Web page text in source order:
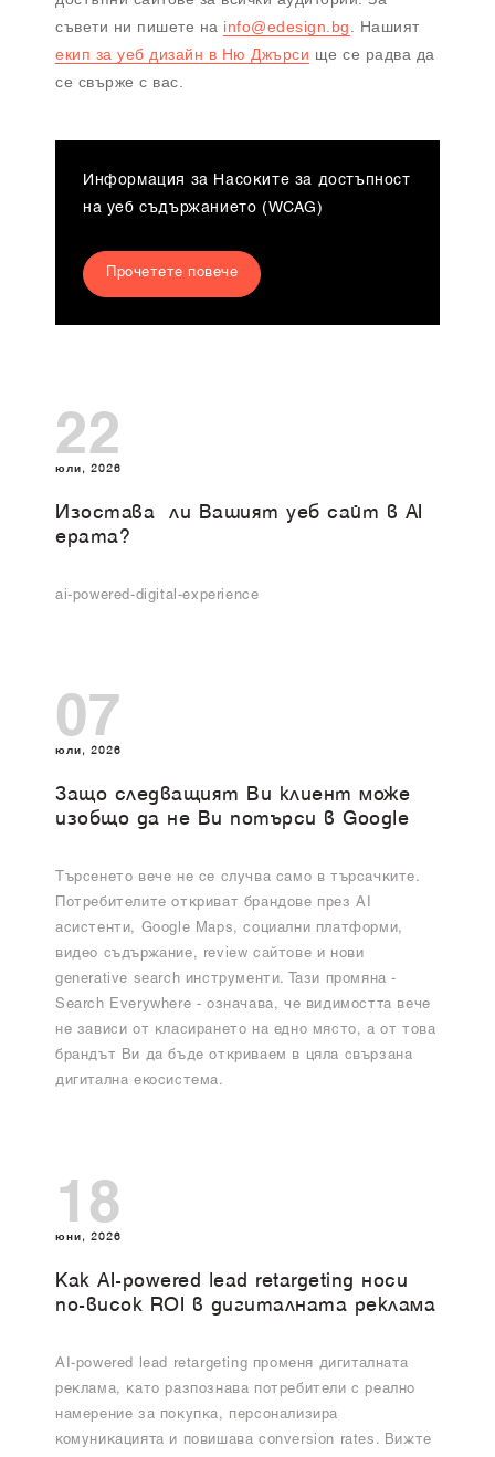
съвети ни пишете на info@edesign.bg . Нашият
екип за уеб дизайн в Ню Джърси ще се радва да
се свърже с вас.
Информация за Насоките за достъпност
на уеб съдържанието (WCAG)
Прочетете повече
22
юли, 2026
Изоставa ли Вашият уеб сайт в AI
ерата?
ai-powered-digital-experience
07
юли, 2026
Защо следващият Ви клиент може
изобщо да не Ви потърси в Google
Търсенето вече не се случва само в търсачките.
Потребителите откриват брандове през AI
асистенти, Google Maps, социални платформи,
видео съдържание, review сайтове и нови
generative search инструменти. Тази промяна -
Search Everywhere - означава, че видимостта вече
не зависи от класирането на едно място, а от това
брандът Ви да бъде откриваем в цяла свързана
дигитална екосистема.
18
юни, 2026
Как AI-powered lead retargeting носи
по-висок ROI в дигиталната реклама
AI-powered lead retargeting променя дигиталната
реклама, като разпознава потребители с реално
намерение за покупка, персонализира
комуникацията и повишава conversion rates. Вижте